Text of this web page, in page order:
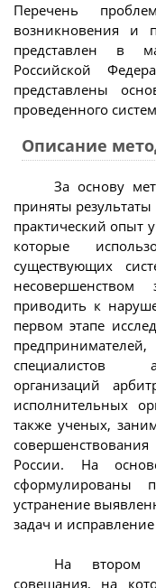
Перечень
возникновения и
представлен в
Российской
представлены
проведенного
Описание
За основу
приняты
практический опыт
которые
существующих
несовершенством
приводить к
первом этапе
специалистов
организаций
исполнительных
также ученых,
России. На
сформулированы
устранение
задач и исправление
На втором
совещания, на